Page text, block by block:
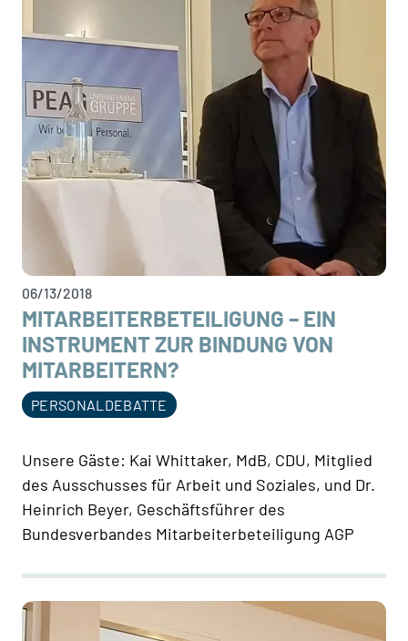
06/13/2018
MITARBEITERBETEILIGUNG – EIN
INSTRUMENT ZUR BINDUNG VON
MITARBEITERN?
PERSONALDEBATTE
Unsere Gäste: Kai Whittaker, MdB, CDU, Mitglied
des Ausschusses für Arbeit und Soziales, und Dr.
Heinrich Beyer, Geschäftsführer des
Bundesverbandes Mitarbeiterbeteiligung AGP